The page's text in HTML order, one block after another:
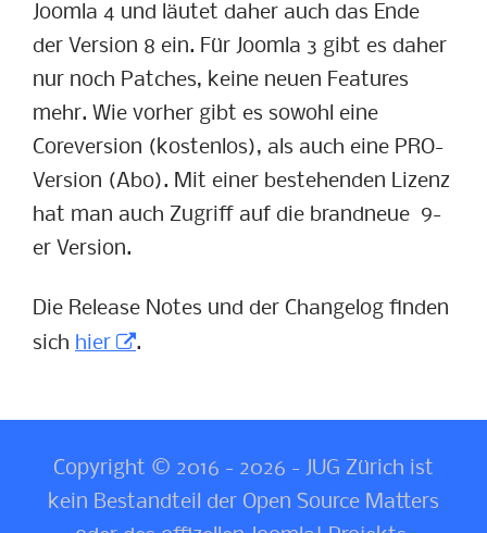
Joomla 4 und läutet daher auch das Ende
der Version 8 ein. Für Joomla 3 gibt es daher
nur noch Patches, keine neuen Features
mehr. Wie vorher gibt es sowohl eine
Coreversion (kostenlos), als auch eine PRO-
Version (Abo). Mit einer bestehenden Lizenz
hat man auch Zugriff auf die brandneue 9-
er Version.
Die Release Notes und der Changelog finden
sich hier .
Copyright © 2016 - 2026 - JUG Zürich ist
kein Bestandteil der Open Source Matters